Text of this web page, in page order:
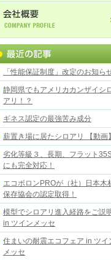
「性能保証制度」改定のお知ら
静岡県でもアメリカカンザイシ
アリ！？
ギネス認定の最強苦み成分
薪置き場に居たシロアリ 【動画】
劣化等級３、長期、フラット
にも完全対応！
エコボロンPROが（社）日本木
保存協会の認定取得！
模型でシロアリ進入経路をご説
in ツインメッセ
住まいの耐震エコフェア in ツイ
メッセ